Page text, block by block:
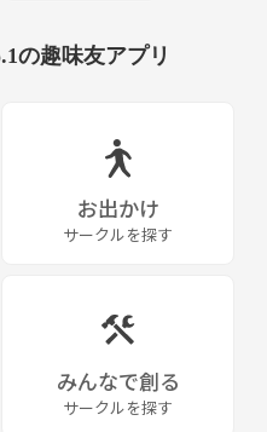
の趣味友アプリ
お出かけ
サークルを探す
みんなで創る
サークルを探す